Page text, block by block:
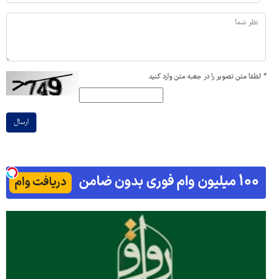
* لطفا متن تصویر را در جعبه متن وارد کنید
ارسال